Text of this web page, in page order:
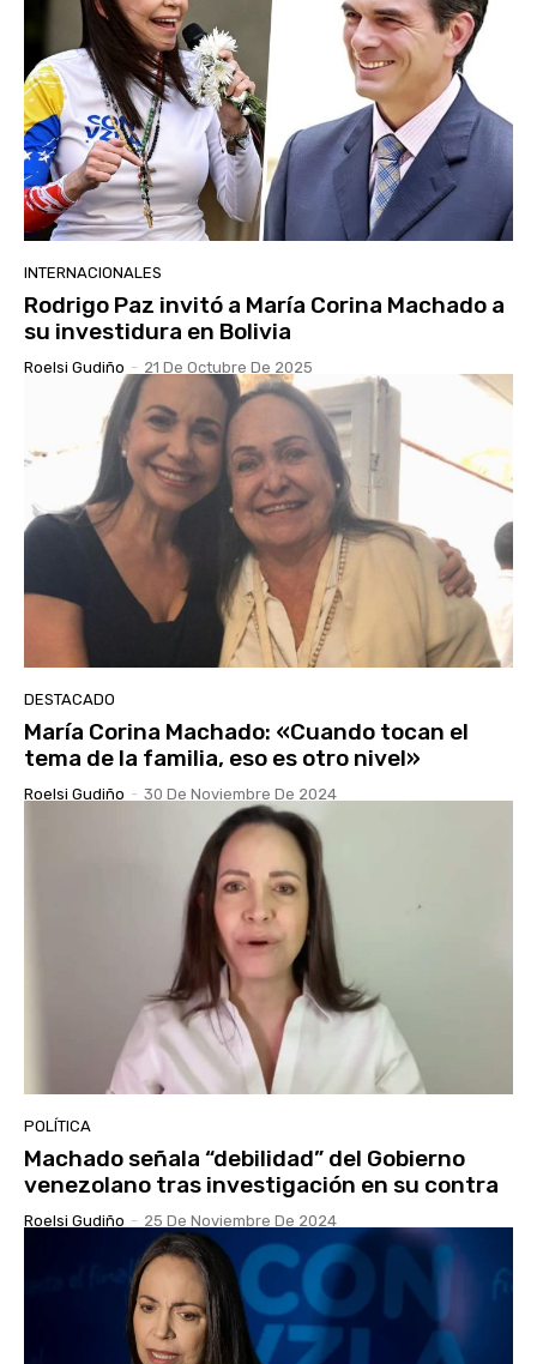
INTERNACIONALES
Rodrigo Paz invitó a María Corina Machado a
su investidura en Bolivia
Roelsi Gudiño - 21 De Octubre De 2025
DESTACADO
María Corina Machado: «Cuando tocan el
tema de la familia, eso es otro nivel»
Roelsi Gudiño - 30 De Noviembre De 2024
POLÍTICA
Machado señala “debilidad” del Gobierno
venezolano tras investigación en su contra
Roelsi Gudiño - 25 De Noviembre De 2024